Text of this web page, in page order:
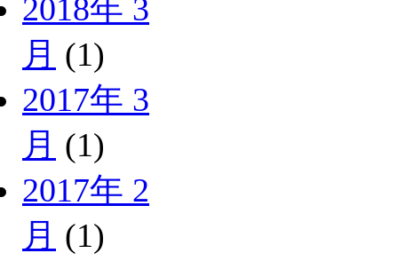
2018年 3
月 (1)
2017年 3
月 (1)
2017年 2
月 (1)